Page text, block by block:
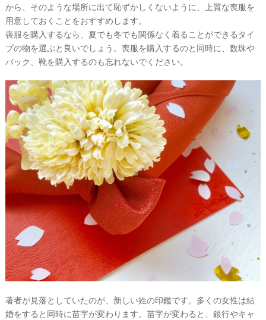
から、そのような場所に出て恥ずかしくないように、上質な喪服を
用意しておくことをおすすめします。
喪服を購入するなら、夏でも冬でも関係なく着ることができるタイ
プの物を選ぶと良いでしょう。喪服を購入するのと同時に、数珠や
バック、靴を購入するのも忘れないでください。
著者が見落としていたのが、新しい姓の印鑑です。多くの女性は結
婚をすると同時に苗字が変わります。苗字が変わると、銀行やキャ